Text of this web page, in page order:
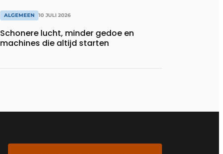
ALGEMEEN 10 JULI 2026
Schonere lucht, minder gedoe en
machines die altijd starten